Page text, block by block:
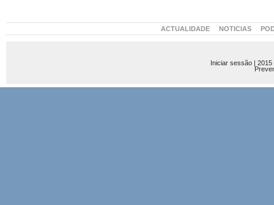
ACTUALIDADE NOTICIAS
Iniciar sessão |